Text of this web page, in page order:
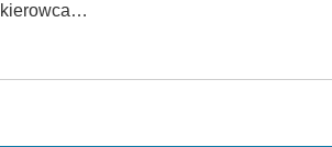
kierowca…